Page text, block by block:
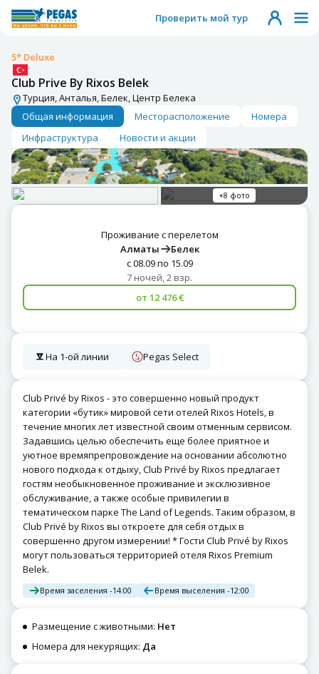
Проверить мой тур
5* Deluxe
Club Prive By Rixos Belek
Турция, Анталья, Белек, Центр Белека
Общая информация
Месторасположение
Номера
Инфраструктура
Новости и акции
+8 фото
Проживание с перелетом
Алматы
Белек
с 08.09 по 15.09
7 ночей, 2 взр.
от 12 476 €
На 1-ой линии Pegas Select
Club Privé by Rixos - это совершенно новый продукт
категории «бутик» мировой сети отелей Rixos Hotels, в
течение многих лет известной своим отменным сервисом.
Задавшись целью обеспечить еще более приятное и
уютное времяпрепровождение на основании абсолютно
нового подхода к отдыху, Club Privé by Rixos предлагает
гостям необыкновенное проживание и эксклюзивное
обслуживание, а также особые привилегии в
тематическом парке The Land of Legends. Таким образом, в
Club Privé by Rixos вы откроете для себя отдых в
совершенно другом измерении! * Гости Club Privé by Rixos
могут пользоваться территорией отеля Rixos Premium
Belek.
Время заселения -14:00 Время выселения -12:00
Размещение с животными: Нет
Номера для некурящих: Да